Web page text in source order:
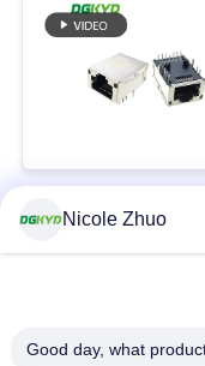
Λαϊκή
συνδετήρας
Nicole Zhuo
Good day, what